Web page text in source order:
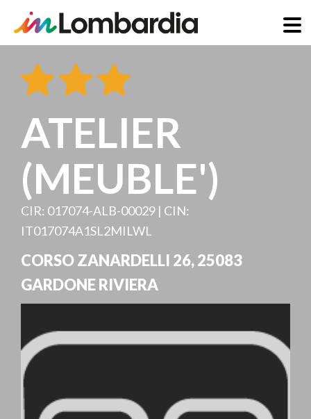
contenuto
ATELIER
(MEUBLE')
CIR: 017074-ALB-00029 | CIN:
IT017074A1SL2MILWL
CORSO ZANARDELLI 26,25083
GARDONE RIVIERA